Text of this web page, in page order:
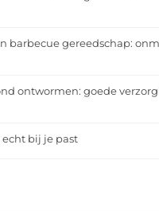
barbecue gereedschap:
ontwormen: goede
echt bij je past